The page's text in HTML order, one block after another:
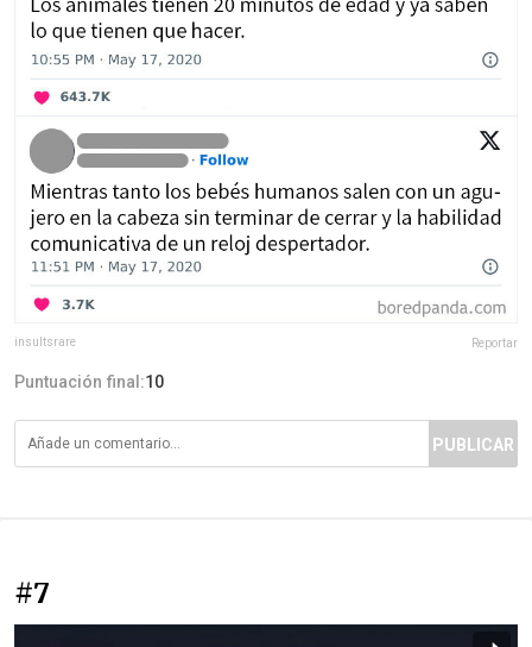
insultsrare Reportar
Puntuación final:10
PUBLICAR
#7